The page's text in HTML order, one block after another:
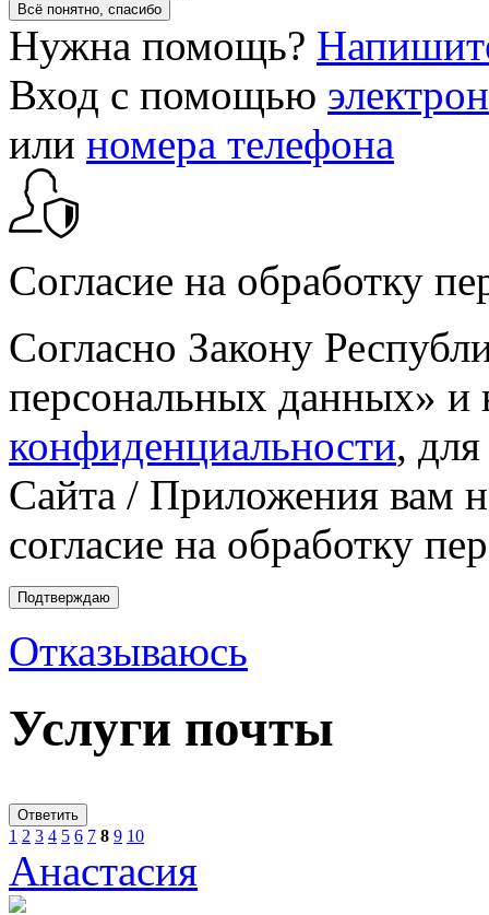
Всё понятно, спасибо
Нужна помощь?
Вход с помощью
или номера телефона
Согласие на обработку
Согласно Закону
персональных данных» и
конфиденциальности,
Сайта / Приложения вам
согласие на обработку
Подтверждаю
Отказываюсь
Услуги почты
Ответить
1 2 3 4 5 6 7 8 9 10
Анастасия